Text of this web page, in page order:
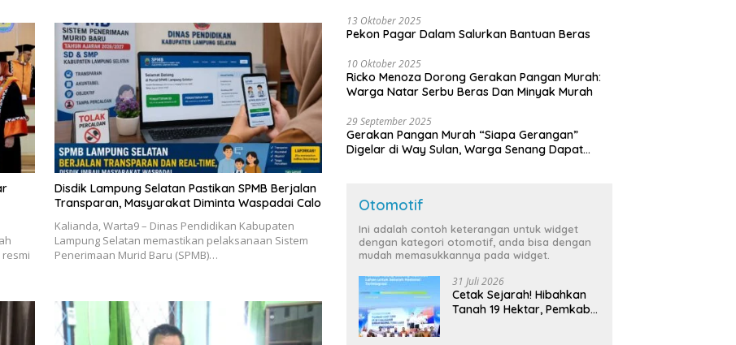
resmi
Disdik Lampung Selatan Pastikan SPMB Berjalan
Transparan, Masyarakat Diminta Waspadai Calo
Kalianda, Warta9 – Dinas Pendidikan Kabupaten
Lampung Selatan memastikan pelaksanaan Sistem
Penerimaan Murid Baru (SPMB)…
13 Oktober 2025
Pekon Pagar Dalam Salurkan Bantuan Beras
10 Oktober 2025
Ricko Menoza Dorong Gerakan Pangan Murah:
Warga Natar Serbu Beras Dan Minyak Murah
29 September 2025
Gerakan Pangan Murah “Siapa Gerangan”
Digelar di Way Sulan, Warga Senang Dapat
Otomotif
Ini adalah contoh keterangan untuk widget
dengan kategori otomotif, anda bisa dengan
mudah memasukkannya pada widget.
31 Juli 2026
Cetak Sejarah! Hibahkan
Tanah 19 Hektar, Pemkab